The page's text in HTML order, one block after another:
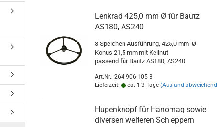
Lenkrad 425,0 mm Ø für Bautz
AS180, AS240
3 Speichen Ausführung, 425,0 mm Ø
Konus 21,5 mm mit Keilnut
passend für Bautz AS180, AS240
Art.Nr.: 264 906 105-3
Lieferzeit:
ca. 1-3 Tage (Ausland
Hupenknopf für Hanomag sowie
diversen weiteren Schleppern